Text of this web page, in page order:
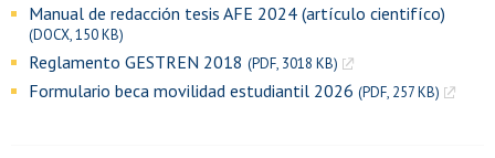
Manual de redacción tesis AFE 2024 (artículo cientifíco)
(DOCX, 150 KB)
Reglamento GESTREN 2018 (PDF, 3018 KB)
Formulario beca movilidad estudiantil 2026 (PDF, 257 KB)